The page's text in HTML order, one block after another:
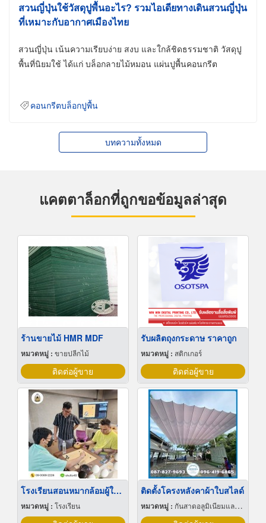
สวนญี่ปุ่นใช้วัสดุปูพื้นอะไร? รวมไอเดียทางเดินสวนญี่ปุ่น
ที่เหมาะกับอากาศเมืองไทย
สวนญี่ปุ่น เน้นความเรียบง่าย สงบ และใกล้ชิดธรรมชาติ วัสดุปู
พื้นที่นิยมใช้ ได้แก่ บล็อกลายไม้หมอน แผ่นปูพื้นคอนกรีต
คอนกรีตบล็อกปูพื้น
บทความทั้งหมด
แคตตาล็อกที่ถูกขอข้อมูลล่าสุด
ร้านขายไม้ HMR MDF
หมวดหมู่ : ขายปลีกไม้
ติดต่อผู้ขาย
รับผลิตถุงกระดาษ ราคาถูก
หมวดหมู่ : สติกเกอร์
ติดต่อผู้ขาย
โรงเรียนสอนหมากล้อมผู้ใหญ่
หมวดหมู่ : โรงเรียน
ติดตั้งโครงหลังคาผ้าใบสไลด์
หมวดหมู่ : กันสาดอลูมิเนียมและผ้าใบ